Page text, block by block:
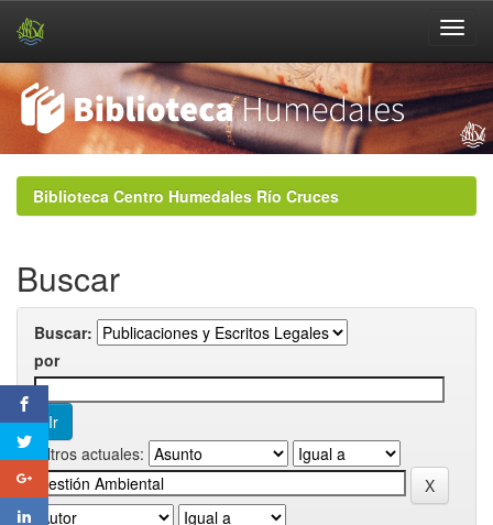
navigationBiblioteca Centro Humedales Río Cruces
Buscar
Buscar:
por
Filtros actuales: